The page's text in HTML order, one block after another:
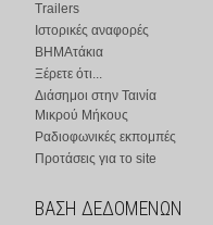
Trailers
Ιστορικές αναφορές
ΒΗΜΑτάκια
Ξέρετε ότι...
Διάσημοι στην Ταινία
Μικρού Μήκους
Ραδιοφωνικές εκπομπές
Προτάσεις για το site
ΒΑΣΗ ΔΕΔΟΜΕΝΩΝ